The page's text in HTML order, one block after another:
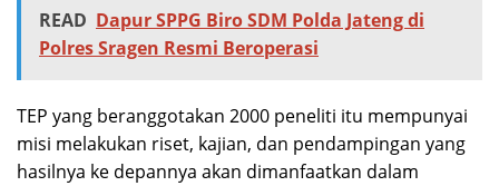
READ Dapur SPPG Biro SDM Polda Jateng di
Polres Sragen Resmi Beroperasi
TEP yang beranggotakan 2000 peneliti itu mempunyai
misi melakukan riset, kajian, dan pendampingan yang
hasilnya ke depannya akan dimanfaatkan dalam